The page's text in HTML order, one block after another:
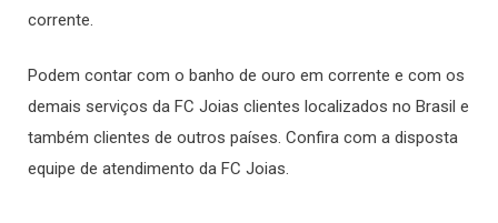
corrente.
Podem contar com o banho de ouro em corrente e com os
demais serviços da FC Joias clientes localizados no Brasil e
também clientes de outros países. Confira com a disposta
equipe de atendimento da FC Joias.